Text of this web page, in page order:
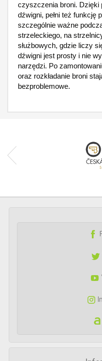
czyszczenia broni. Dzięki
dźwigni, pełni też funkcję
szczególnie ważne
strzeleckiego, na
służbowych, gdzie liczy
dźwigni jest prosty i nie
narzędzi. Po
oraz rozkładanie broni
bezproblemowe.